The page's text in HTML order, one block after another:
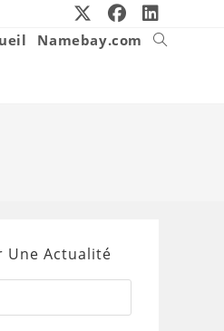
Namebay.com
Toggle
Une Actualité
Press
to